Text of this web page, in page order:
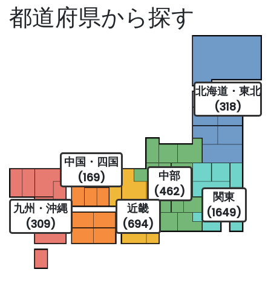
都道府県から探す
北海道・東北
(318)
関東
(1649)
中部
(462)
近畿
(694)
中国・四国
(169)
九州・沖縄
(309)